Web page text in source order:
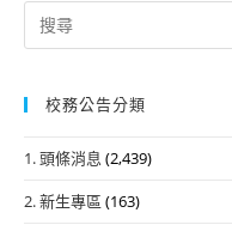
Search
for:
校務公告分類
1. 頭條消息 (2,439)
2. 新生專區 (163)